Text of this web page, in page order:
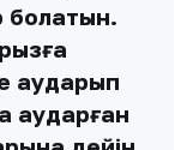
болатын.
аударып
аударған